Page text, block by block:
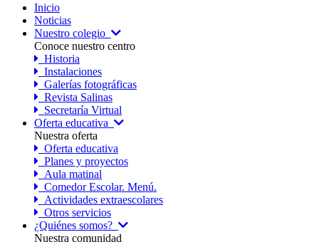
Inicio
Noticias
Nuestro colegio
Conoce nuestro centro
Historia
Instalaciones
Galerías fotográficas
Revista Salinas
Secretaría Virtual
Oferta educativa
Nuestra oferta
Oferta educativa
Planes y proyectos
Aula matinal
Comedor Escolar. Menú.
Actividades extraescolares
Otros servicios
¿Quiénes somos?
Nuestra comunidad